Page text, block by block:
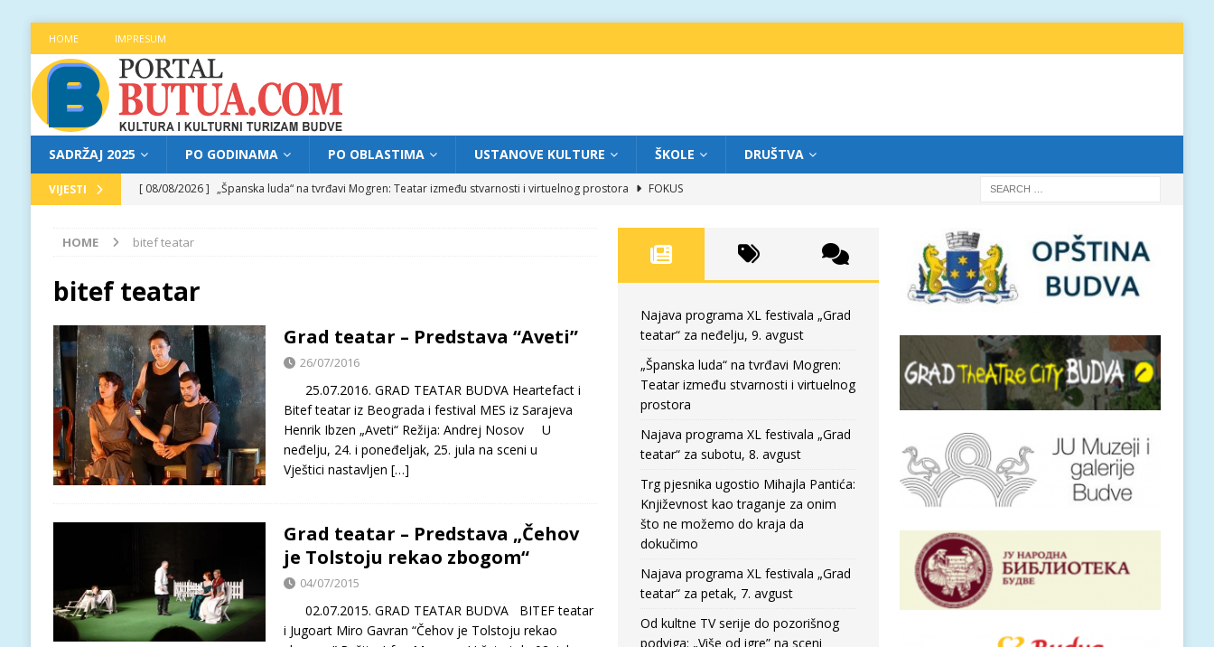
HOME IMPRESUM
SADRŽAJ 2025 PO GODINAMA PO OBLASTIMA USTANOVE KULTURE ŠKOLE DRUŠTVA
VIJESTI [ 08/08/2026 ] „Španska luda“ na tvrđavi Mogren: Teatar između stvarnosti i virtuelnog prostora
FOKUS
[ 07/08/2026 ]
Trg pjesnika ugostio Mihajla Pantića: Književnost kao traganje za onim što ne možemo do kraja da dokučimo
FOKUS
[ 08/08/2026 ] Najava programa XL festivala „Grad teatar“ za neđelju, 9. avgust FOKUS
HOME bitef teatar
bitef teatar
Grad teatar – Predstava “Aveti”
26/07/2016
25.07.2016. GRAD TEATAR BUDVA Heartefact i
Bitef teatar iz Beograda i festival MES iz Sarajeva
Henrik Ibzen „Aveti“ Režija: Andrej Nosov U
neđelju, 24. i poneđeljak, 25. jula na sceni u
Vještici nastavljen […]
Grad teatar – Predstava „Čehov
je Tolstoju rekao zbogom“
04/07/2015
02.07.2015. GRAD TEATAR BUDVA BITEF teatar
i Jugoart Miro Gavran “Čehov je Tolstoju rekao
Najava programa XL festivala „Grad
teatar“ za neđelju, 9. avgust
„Španska luda“ na tvrđavi Mogren:
Teatar između stvarnosti i virtuelnog
prostora
Najava programa XL festivala „Grad
teatar“ za subotu, 8. avgust
Trg pjesnika ugostio Mihajla Pantića:
Književnost kao traganje za onim
što ne možemo do kraja da
dokučimo
Najava programa XL festivala „Grad
teatar“ za petak, 7. avgust
Od kultne TV serije do pozorišnog
podviga: „Više od igre” na sceni